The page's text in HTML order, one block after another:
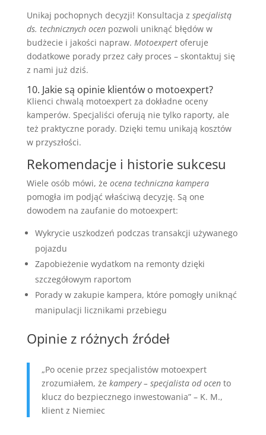
Unikaj pochopnych decyzji! Konsultacja z specjalistą
ds. technicznych ocenpozwoli uniknąć błędów w
budżecie i jakości napraw. Motoexpertoferuje
dodatkowe porady przez cały proces – skontaktuj się
z nami już dziś.
10. Jakie są opinie klientów o motoexpert?
Klienci chwalą motoexpert za dokładne oceny
kamperów. Specjaliści oferują nie tylko raporty, ale
też praktyczne porady. Dzięki temu unikają kosztów
w przyszłości.
Rekomendacje i historie sukcesu
Wiele osób mówi, że ocena techniczna kampera
pomogła im podjąć właściwą decyzję. Są one
dowodem na zaufanie do motoexpert:
Wykrycie uszkodzeń podczas transakcji używanego
pojazdu
Zapobieżenie wydatkom na remonty dzięki
szczegółowym raportom
Porady w zakupie kampera, które pomogły uniknąć
manipulacji licznikami przebiegu
Opinie z różnych źródeł
„Po ocenie przez specjalistów motoexpert
zrozumiałem, że kampery – specjalista od ocento
klucz do bezpiecznego inwestowania” – K. M.,
klient z Niemiec